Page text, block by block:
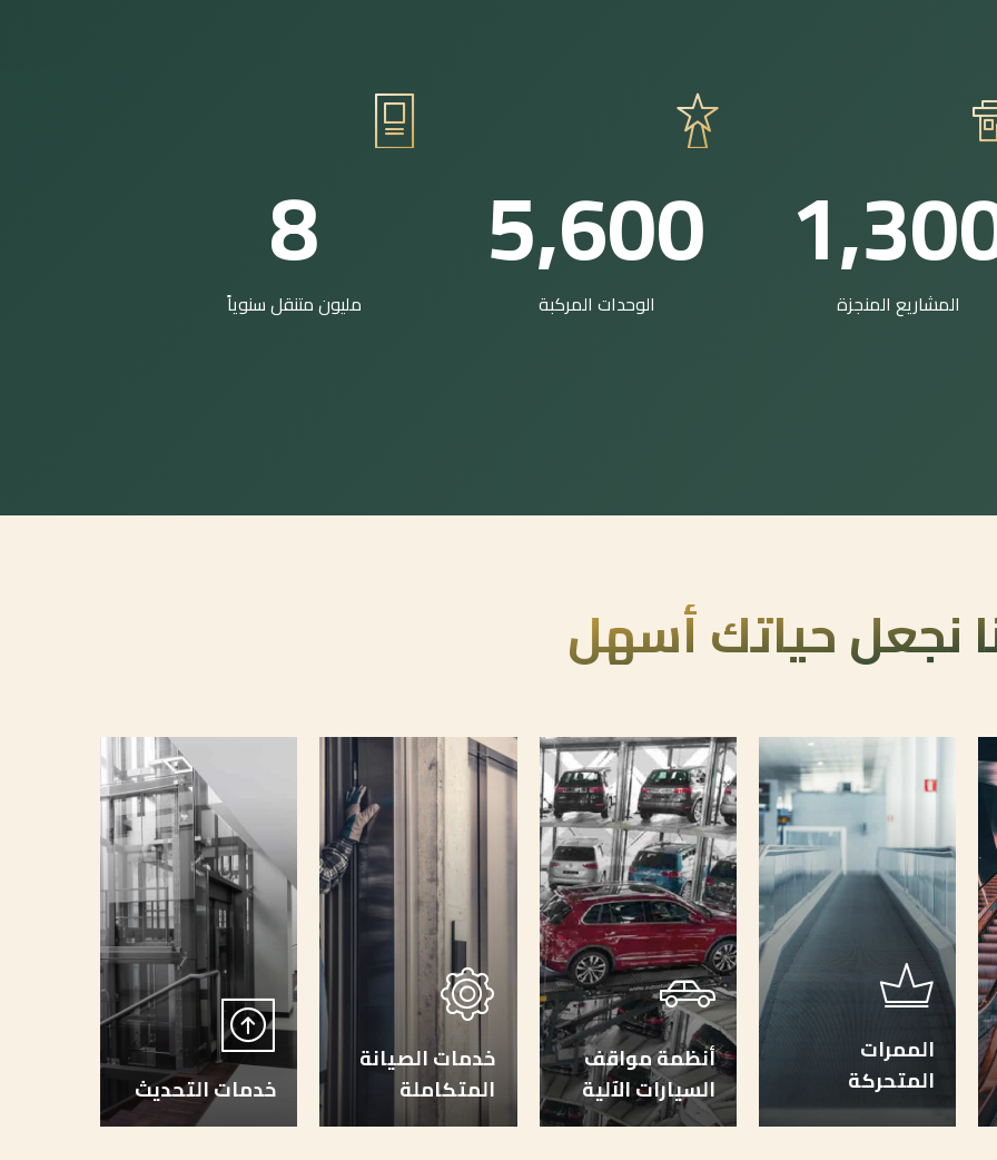
المشاريع المنجزة 5,600
الوحدات المركبة 8
مليون متنقل سنوياً
نجعل حياتك أسهل
الممرات
المتحركة
أنظمة مواقف
السيارات الآلية
خدمات الصيانة
المتكاملة
خدمات التحديث